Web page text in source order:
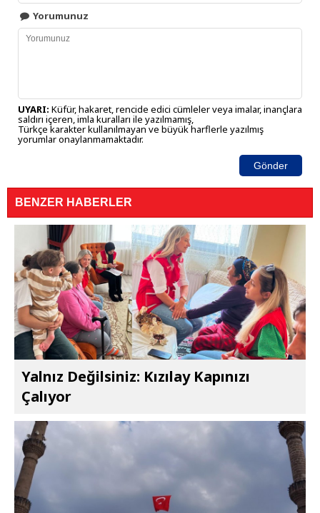
Yorumunuz
UYARI: Küfür, hakaret, rencide edici cümleler veya imalar, inançlara
saldırı içeren, imla kuralları ile yazılmamış,
Türkçe karakter kullanılmayan ve büyük harflerle yazılmış
yorumlar onaylanmamaktadır.
Gönder
BENZER HABERLER
Yalnız Değilsiniz: Kızılay Kapınızı
Çalıyor